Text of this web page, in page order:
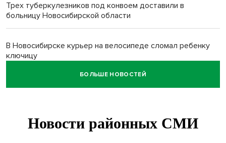
Трех туберкулезников под конвоем доставили в
больницу Новосибирской области
В Новосибирске курьер на велосипеде сломал ребенку
ключицу
БОЛЬШЕ НОВОСТЕЙ